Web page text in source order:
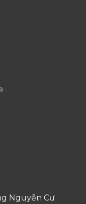
Nguyễn Cư